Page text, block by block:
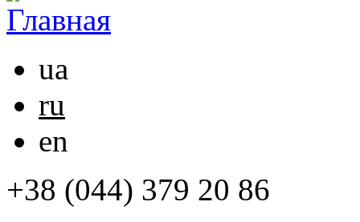
ua
ru
en
+38 (044) 379 20 86